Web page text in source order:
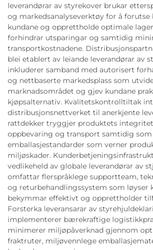
leverandørar av styrekover brukar
og markedsanalyseverktøy for å forutse
kundane og opprettholde optimale
forhindrar utsparingar og samtidig
transportkostnadene.
blei etablert av leiande leverandørar av
inkluderer samband med autorisert
og nettbaserte markedsplass som
marknadsområdet og gjev kundane
kjøpsalternativ. Kvalitetskontrolltiltak
distribusjonsnettverket til anerkjente
rattdekker tryggjer produktets
oppbevaring og transport samtidig
emballasjestandarder som verner
miljøskader.
vedlikeheld av globale leverandørar av
omfattar flerspråklege supportteam,
og returbehandlingssystem som løyser
bekymmar effektivt og opprettholder
Forsterka leveransarar av
implementerer bærekraftige
minimerer miljøpåverknad gjennom
fraktruter, miljøvennlege